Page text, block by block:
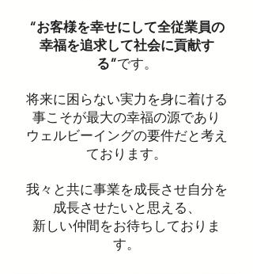
“お客様を幸せにして全従業員の
幸福を追求して社会に貢献す
る”です。
将来に困らない実力を身に着ける
事こそが最大の幸福の源であり
ウェルビーイングの要件だと考え
ております。
我々と共に事業を成長させ自分を
成長させたいと思える、
新しい仲間をお待ちしておりま
す。